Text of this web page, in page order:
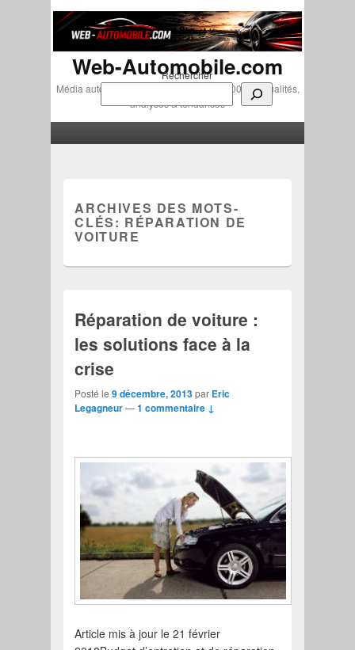
Rechercher
Web-Automobile.com
Média automobile indépendant depuis 2007 • Actualités,
analyses & tendances
ARCHIVES DES MOTS-
CLÉS: RÉPARATION DE
VOITURE
Réparation de voiture :
les solutions face à la
crise
Posté le9 décembre, 2013par Eric
Legagneur—1 commentaire ↓
Article mis à jour le 21 février